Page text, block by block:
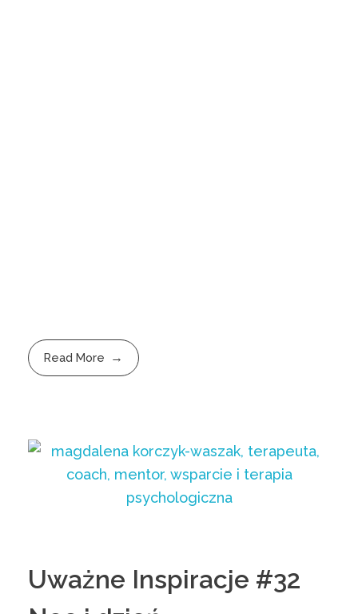
Read More
Uważne Inspiracje #32